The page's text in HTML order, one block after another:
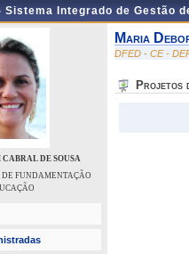
Sistema Integrado de Gestão
DE SOUSA
DE FUNDAMENTAÇÃO
Maria
DFED - CE -
Projetos